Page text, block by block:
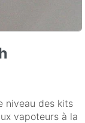
niveau des kits
vapoteurs à la